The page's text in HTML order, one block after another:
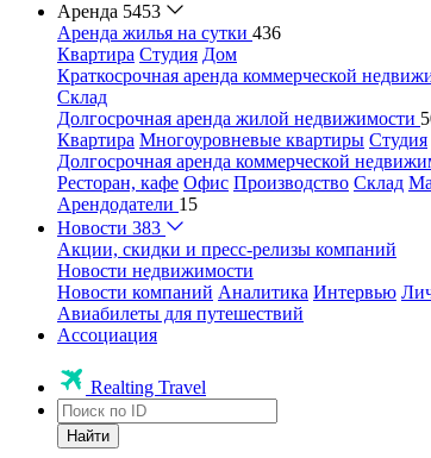
Аренда 5453
Аренда жилья на сутки 436
Квартира Студия Дом
Краткосрочная аренда коммерческой
Склад
Долгосрочная аренда жилой недвижимости
Квартира Многоуровневые квартиры Студия
Долгосрочная аренда коммерческой
Ресторан, кафе Офис Производство Склад
Арендодатели 15
Новости 383
Акции, скидки и пресс-релизы компаний
Новости недвижимости
Новости компаний Аналитика Интервью
Авиабилеты для путешествий
Ассоциация
Realting Travel
Найти